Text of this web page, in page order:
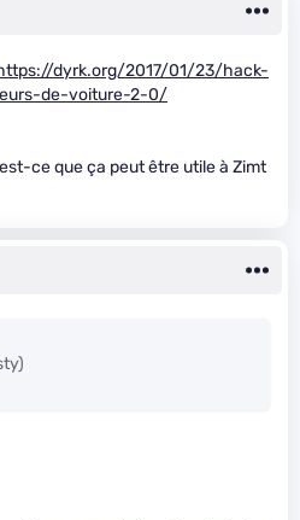
dyrk.org/2017/01/23/hack-
de-voiture-2-0/
ce que ça peut être utile à Zimt